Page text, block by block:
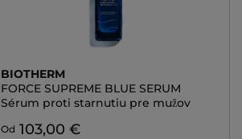
BIOTHERM
FORCE SUPREME BLUE SERUM
Sérum proti starnutiu pre mužov
Od 103,00 €